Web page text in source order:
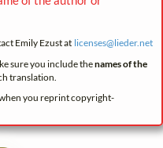
Emily Ezust at licenses@lieder.net
sure you include thenames of the
translation.
you reprint copyright-